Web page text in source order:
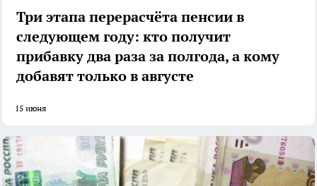
Три этапа перерасчёта пенсии в
следующем году: кто получит
прибавку два раза за полгода, а кому
добавят только в августе
15 июня